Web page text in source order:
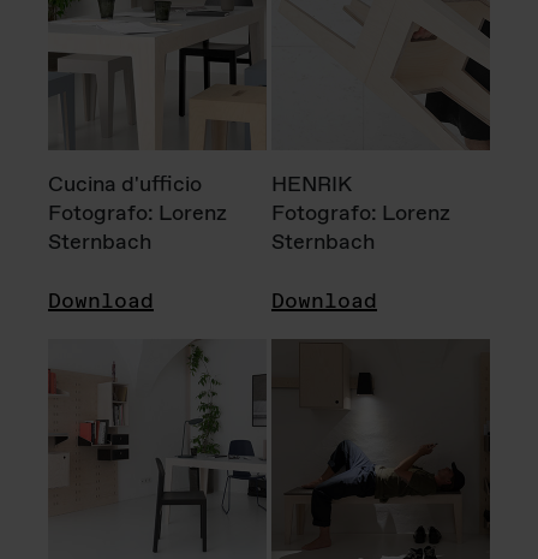
Cucina d'ufficio
Fotografo: Lorenz
Sternbach
Download
HENRIK
Fotografo: Lorenz
Sternbach
Download